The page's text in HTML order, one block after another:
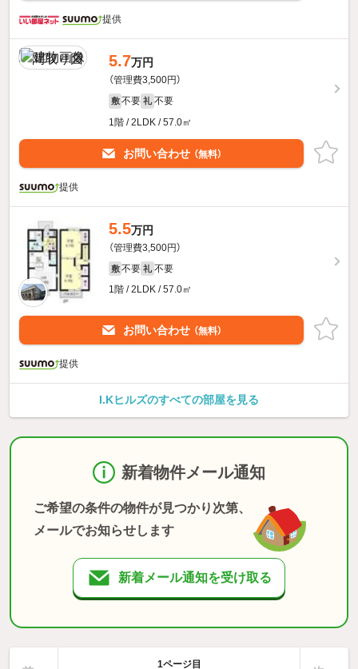
提供
5.7万円
（管理費3,500円）
敷 不要 礼 不要
1階 / 2LDK / 57.0㎡
お問い合わせ （無料）
提供
5.5万円
（管理費3,500円）
敷 不要 礼 不要
1階 / 2LDK / 57.0㎡
お問い合わせ （無料）
提供
I.Kヒルズのすべての部屋を見る
新着物件メール通知
ご希望の条件の物件が見つかり次第、
メールでお知らせします
新着メール通知を受け取る
1ページ目